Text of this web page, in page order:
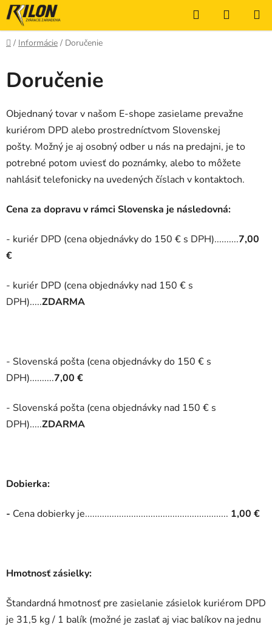
Prejsť
na
obsah
Hľadať
KOŠÍK
Domov
/ Informácie / Doručenie
Doručenie
Objednaný tovar v našom E-shope zasielame prevažne
kuriérom DPD alebo prostredníctvom Slovenskej
pošty. Možný je aj osobný odber u nás na predajni, je to
potrebné potom uviesť do poznámky, alebo to môžete
nahlásiť telefonicky na uvedených číslach v kontaktoch.
Cena za dopravu v rámci Slovenska je následovná:
- kuriér DPD (cena objednávky do 150 € s DPH)..........7,00
€
- kuriér DPD (cena objednávky nad 150 € s
DPH).....ZDARMA
- Slovenská pošta (cena objednávky do 150 € s
DPH)..........7,00 €
- Slovenská pošta (cena objednávky nad 150 € s
DPH).....ZDARMA
Dobierka:
- Cena dobierky je........................................................... 1,00 €
Hmotnosť zásielky:
Štandardná hmotnosť pre zasielanie zásielok kuriérom DPD
je 31,5 kg / 1 balík (možné je zaslať aj viac balíkov na jednu